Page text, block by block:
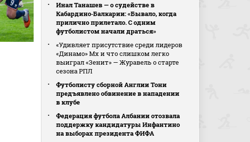
Инал Танашев — о судействе в
Кабардино‑Балкарии: «Бывало, когда
прилично прилетало. С одним
футболистом начали драться»
«Удивляет присутствие среди лидеров
«Динамо» Мх и что слишком легко
выиграл «Зенит» — Журавель о старте
сезона РПЛ
Футболисту сборной Англии Тони
предъявлено обвинение в нападении
в клубе
Федерация футбола Албании отозвала
поддержку кандидатуры Инфантино
на выборах президента ФИФА